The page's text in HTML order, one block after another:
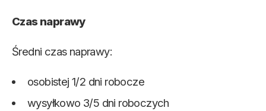
Czas naprawy
Średni czas naprawy:
osobistej 1/2 dni robocze
wysyłkowo 3/5 dni roboczych